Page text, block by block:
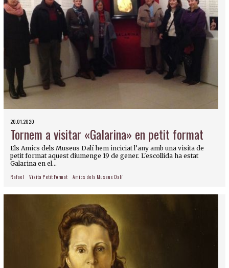
20.01.2020
Tornem a visitar «Galarina» en petit format
Els Amics dels Museus Dalí hem inciciat l’any amb una visita de
petit format aquest diumenge 19 de gener. L'escollida ha estat
Galarina en el...
Rafael Visita Petit Format Amics dels Museus Dalí